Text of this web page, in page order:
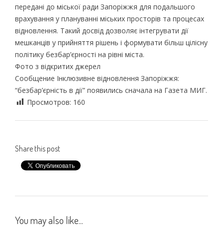
передані до міської ради Запоріжжя для подальшого
врахування у плануванні міських просторів та процесах
відновлення. Такий досвід дозволяє інтегрувати дії
мешканців у прийняття рішень і формувати більш цілісну
політику безбар’єрності на рівні міста.
Фото з відкритих джерел
Сообщение Інклюзивне відновлення Запоріжжя:
“безбар’єрність в дії” появились сначала на Газета МИГ.
Просмотров: 160
Share this post
You may also like...